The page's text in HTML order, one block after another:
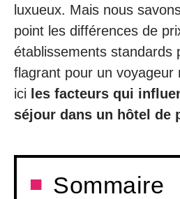
luxueux. Mais nous
point les différences de
établissements standards
flagrant pour un voyageur
ici les facteurs qui
séjour dans un hôtel de
Sommaire